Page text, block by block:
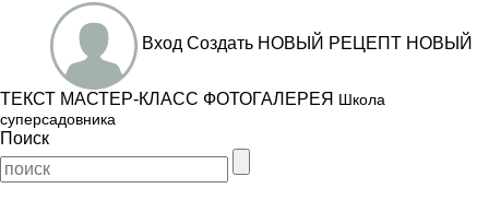
Вход Создать НОВЫЙ РЕЦЕПТ НОВЫЙ
ТЕКСТ МАСТЕР-КЛАСС ФОТОГАЛЕРЕЯ Школа
суперсадовника
Поиск